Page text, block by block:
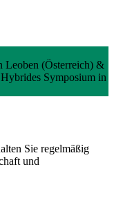
Leoben (Österreich) &
Symposium in
Sie regelmäßig
und